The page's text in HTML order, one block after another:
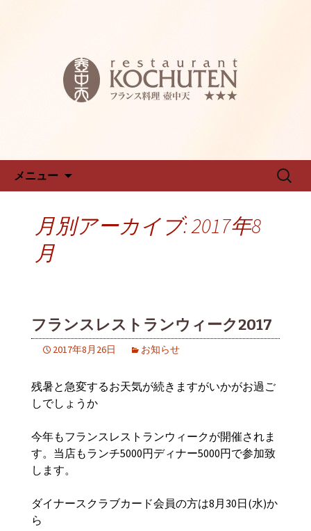
理 壺中天～こちゅうてん～」
のブログ
メニュー
検
月別アーカイブ: 2017年8
月
フランスレストランウィーク2017
2017年8月26日 お知らせ
残暑と急変するお天気が続きますがいかがお過ご
しでしょうか
今年もフランスレストランウィークが開催されま
す。当店もランチ5000円ディナー5000円で参加致
します。
ダイナースクラブカード会員の方は8月30日(水)か
ら